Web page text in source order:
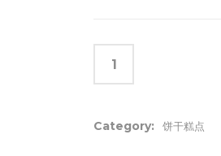
Category: 饼干糕点